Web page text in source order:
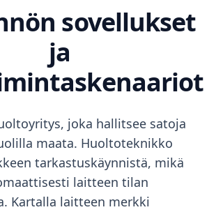
sovellukset
ja
joka hallitsee satoja
maata. Huoltoteknikko
tarkastuskäynnistä, mikä
laitteen tilan
Kartalla laitteen merkki